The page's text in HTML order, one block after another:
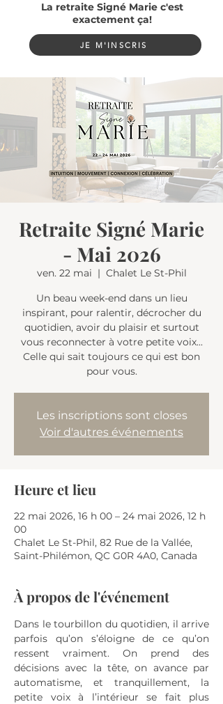
La retraite Signé Marie c'est
exactement ça!
JE M'INSCRIS
Retraite Signé Marie
- Mai 2026
ven. 22 mai
  |
Chalet Le St-Phil
Un beau week-end dans un lieu
inspirant, pour ralentir, décrocher du
quotidien, avoir du plaisir et surtout
vous reconnecter à votre petite voix...
Celle qui sait toujours ce qui est bon
pour vous.
Les inscriptions sont closes
Voir d'autres événements
Heure et lieu
22 mai 2026, 16 h 00 – 24 mai 2026, 12 h
00
Chalet Le St-Phil, 82 Rue de la Vallée,
Saint-Philémon, QC G0R 4A0, Canada
À propos de l'événement
Dans le tourbillon du quotidien, il arrive
parfois qu’on s’éloigne de ce qu’on
ressent vraiment. On prend des
décisions avec la tête, on avance par
automatisme, et tranquillement, la
petite voix à l’intérieur se fait plus